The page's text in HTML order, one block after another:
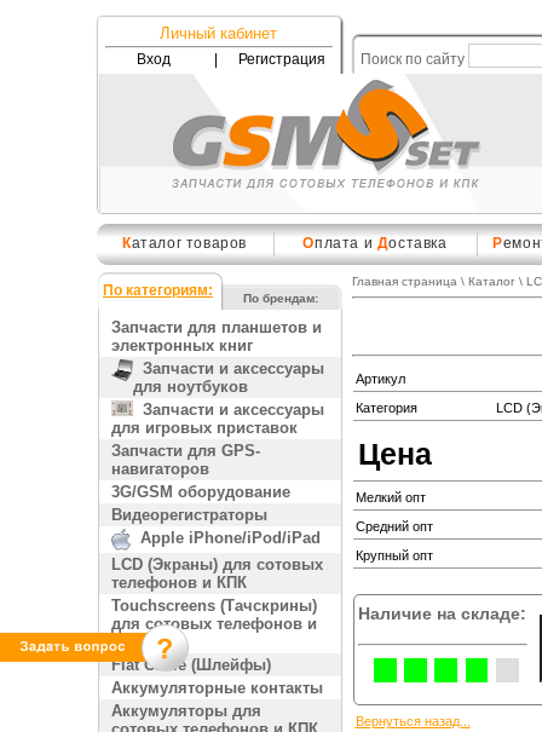
Личный кабинет
Вход Регистрация Поиск по сайту
Каталог товаров Оплата и Доставка Р
По категориям: По брендам:
Запчасти для планшетов и
электронных книг
Запчасти и аксессуары
для ноутбуков
Запчасти и аксессуары
для игровых приставок
Запчасти для GPS-
навигаторов
3G/GSM оборудование
Видеорегистраторы
Apple iPhone/iPod/iPad
LCD (Экраны) для сотовых
телефонов и КПК
Touchscreens (Тачскрины)
для сотовых телефонов и
КПК
Flat Cable (Шлейфы)
Аккумуляторные контакты
Аккумуляторы для
Главная страница \ Каталог\
Артикул
Категория
LCD
Цена
Мелкий опт
Средний опт
Крупный опт
Наличие на складе:
Вернуться назад...